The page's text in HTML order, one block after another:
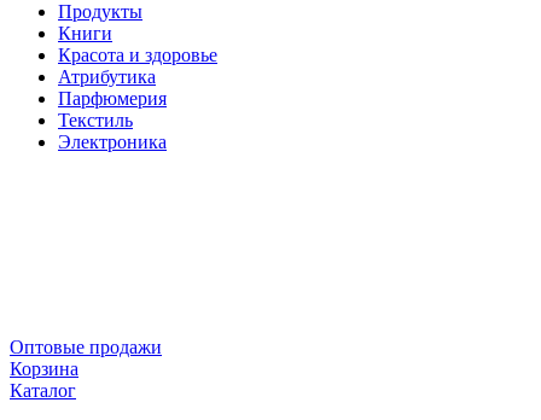
Продукты
Книги
Красота и здоровье
Атрибутика
Парфюмерия
Текстиль
Электроника
Оптовые продажи
Корзина
Каталог